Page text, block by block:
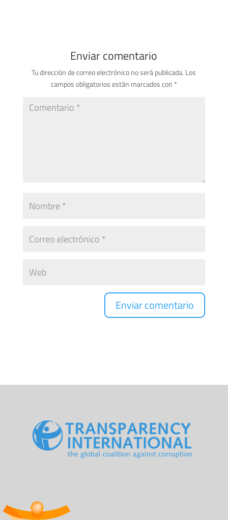
Enviar comentario
Tu dirección de correo electrónico no será publicada. Los
campos obligatorios están marcados con *